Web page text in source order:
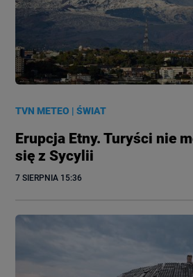
TVN METEO |ŚWIAT
Erupcja Etny. Turyści nie
się z Sycylii
7 SIERPNIA 15:36